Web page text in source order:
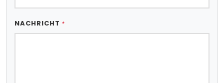
NACHRICHT *